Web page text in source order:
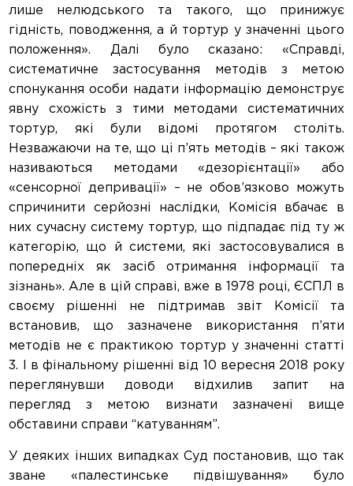
лише нелюдського та такого, що принижує
гідність, поводження, а й тортур у значенні цього
положення». Далі було сказано: «Справді,
систематичне застосування методів з метою
спонукання особи надати інформацію демонструє
явну схожість з тими методами систематичних
тортур, які були відомі протягом століть.
Незважаючи на те, що ці п’ять методів – які також
називаються методами «дезорієнтації» або
«сенсорної депривації» – не обов’язково можуть
спричинити серйозні наслідки, Комісія вбачає в
них сучасну систему тортур, що підпадає під ту ж
категорію, що й системи, які застосовувалися в
попередніх як засіб отримання інформації та
зізнань». Але в цій справі, вже в 1978 році, ЄСПЛ в
своєму рішенні не підтримав звіт Комісії та
встановив, що зазначене використання п’яти
методів не є практикою тортур у значенні статті
3. І в фінальному рішенні від 10 вересня 2018 року
переглянувши доводи відхилив запит на
перегляд з метою визнати зазначені вище
обставини справи “катуванням”.
У деяких інших випадках Суд постановив, що так
зване «палестинське підвішування» було